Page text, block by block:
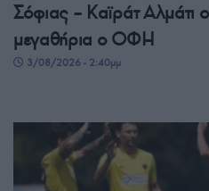
Σόφιας – Καϊράτ
μεγαθήρια ο ΟΦΗ
3/08/2026 - 2:40μμ